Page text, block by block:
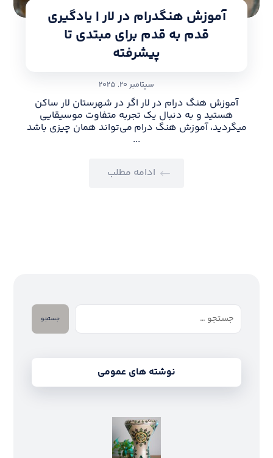
آموزش هنگدرام در لار | یادگیری
قدم به قدم برای مبتدی تا
پیشرفته
سپتامبر ۲۰, ۲۰۲۵
آموزش هنگ درام در لار اگر در شهرستان لار ساکن
هستید و به دنبال یک تجربه متفاوت موسیقایی
میگردید، آموزش هنگ درام می‌تواند همان چیزی باشد
...
ادامه مطلب
جستجو
نوشته های عمومی